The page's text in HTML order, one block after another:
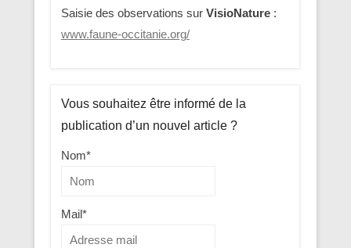
Saisie des observations sur VisioNature:
www.faune-occitanie.org/
Vous souhaitez être informé de la
publication d’un nouvel article ?
Nom*
Mail*